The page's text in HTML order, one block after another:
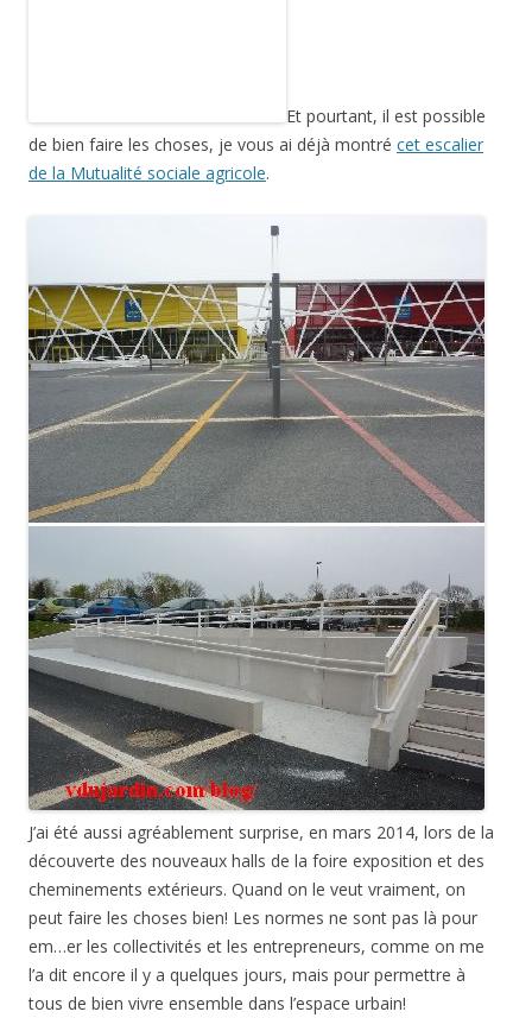
J’ai été aussi agréablement surprise, en mars 2014, lors de la
découverte des nouveaux halls de la foire exposition et des
cheminements extérieurs. Quand on le veut vraiment, on
peut faire les choses bien! Les normes ne sont pas là pour
em…er les collectivités et les entrepreneurs, comme on me
l’a dit encore il y a quelques jours, mais pour permettre à
tous de bien vivre ensemble dans l’espace urbain!